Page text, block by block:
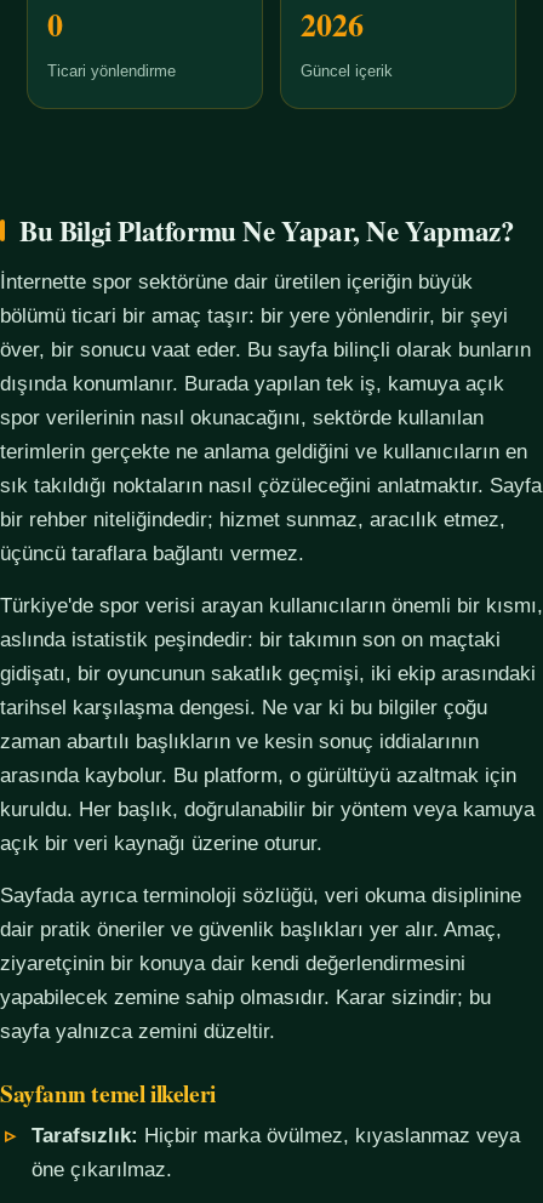
0
Ticari yönlendirme
2026
Güncel içerik
Bu Bilgi Platformu Ne Yapar, Ne Yapmaz?
İnternette spor sektörüne dair üretilen içeriğin büyük
bölümü ticari bir amaç taşır: bir yere yönlendirir, bir şeyi
över, bir sonucu vaat eder. Bu sayfa bilinçli olarak bunların
dışında konumlanır. Burada yapılan tek iş, kamuya açık
spor verilerinin nasıl okunacağını, sektörde kullanılan
terimlerin gerçekte ne anlama geldiğini ve kullanıcıların en
sık takıldığı noktaların nasıl çözüleceğini anlatmaktır. Sayfa
bir rehber niteliğindedir; hizmet sunmaz, aracılık etmez,
üçüncü taraflara bağlantı vermez.
Türkiye'de spor verisi arayan kullanıcıların önemli bir kısmı,
aslında istatistik peşindedir: bir takımın son on maçtaki
gidişatı, bir oyuncunun sakatlık geçmişi, iki ekip arasındaki
tarihsel karşılaşma dengesi. Ne var ki bu bilgiler çoğu
zaman abartılı başlıkların ve kesin sonuç iddialarının
arasında kaybolur. Bu platform, o gürültüyü azaltmak için
kuruldu. Her başlık, doğrulanabilir bir yöntem veya kamuya
açık bir veri kaynağı üzerine oturur.
Sayfada ayrıca terminoloji sözlüğü, veri okuma disiplinine
dair pratik öneriler ve güvenlik başlıkları yer alır. Amaç,
ziyaretçinin bir konuya dair kendi değerlendirmesini
yapabilecek zemine sahip olmasıdır. Karar sizindir; bu
sayfa yalnızca zemini düzeltir.
Sayfanın temel ilkeleri
Tarafsızlık: Hiçbir marka övülmez, kıyaslanmaz veya
öne çıkarılmaz.